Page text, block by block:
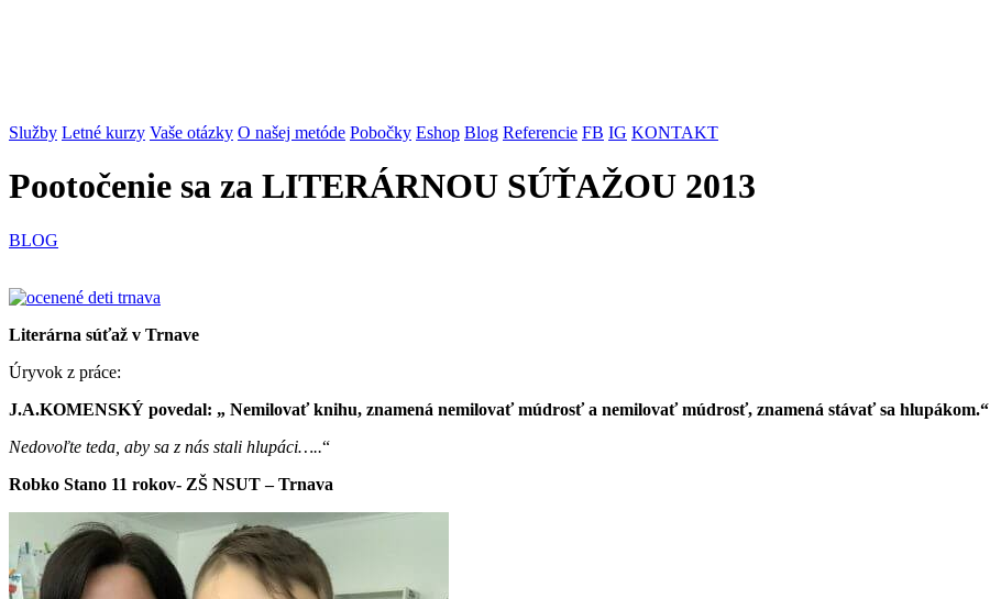
Služby Letné kurzy Vaše otázky O našej metóde Pobočky Eshop Blog Referencie FB IG KONTAKT
Pootočenie sa za LITERÁRNOU SÚŤAŽOU 2013
BLOG
Literárna súťaž v Trnave
Úryvok z práce:
J.A.KOMENSKÝ povedal: „ Nemilovať knihu, znamená nemilovať múdrosť a nemilovať múdrosť, znamená stávať sa hlupákom.“
Nedovoľte teda, aby sa z nás stali hlupáci…..“
Robko Stano 11 rokov- ZŠ NSUT – Trnava